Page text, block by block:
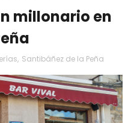
millonario en
, Santibáñez de la Peña